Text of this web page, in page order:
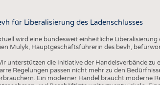
für Liberalisierung des Ladenschlusses
wird eine bundesweit einheitliche
Mulyk, Hauptgeschäftsführerin des bevh,
unterstützen die Initiative der Handelsverbände zu
Regelungen passen nicht mehr zu den
Ein moderner Handel braucht moderne